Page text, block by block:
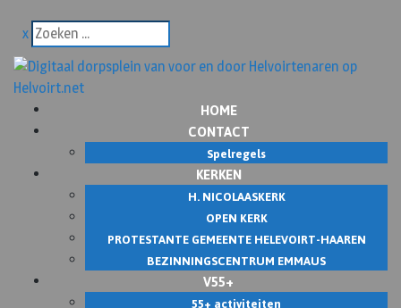
x
HOME
CONTACT
Spelregels
KERKEN
H. NICOLAASKERK
OPEN KERK
PROTESTANTE GEMEENTE HELEVOIRT-HAAREN
BEZINNINGSCENTRUM EMMAUS
V55+
55+ activiteiten